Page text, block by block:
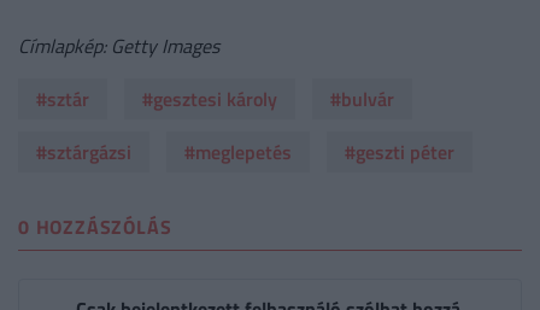
Címlapkép: Getty Images
#sztár
#gesztesi károly
#bulvár
#sztárgázsi
#meglepetés #geszti péter
0 HOZZÁSZÓLÁS